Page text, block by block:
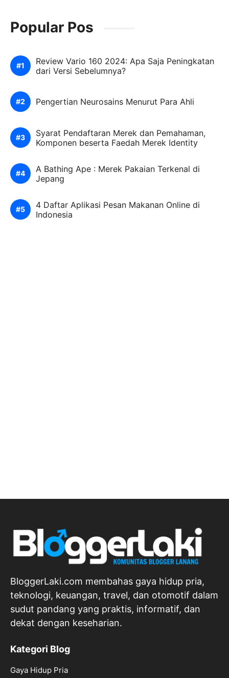
Popular Pos
Review Vario 160 2024: Apa Saja Peningkatan
dari Versi Sebelumnya?
Pengertian Neurosains Menurut Para Ahli
Syarat Pendaftaran Merek dan Pemahaman,
Komponen beserta Faedah Merek Identity
A Bathing Ape : Merek Pakaian Terkenal di
Jepang
4 Daftar Aplikasi Pesan Makanan Online di
Indonesia
BloggerLaki.com membahas gaya hidup pria,
teknologi, keuangan, travel, dan otomotif dalam
sudut pandang yang praktis, informatif, dan
dekat dengan keseharian.
Kategori Blog
Gaya Hidup Pria